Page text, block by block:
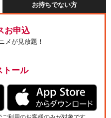
お持ちでない方
お申込
メが見放題！
トール